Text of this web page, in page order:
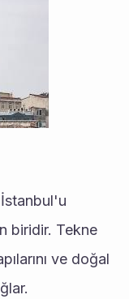
biridir. Tekne
ve doğal